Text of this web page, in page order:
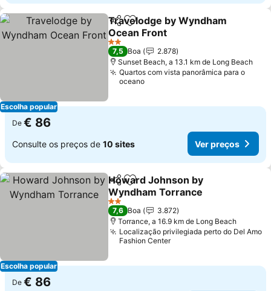
Escolha popular
PartilharAdicionar aos favoritos
Travelodge by Wyndham
Ocean Front
Ver preços
2 Estrelas
7,5 Boa
2.878
Sunset Beach, a 13.1 km de Long Beach
Quartos com vista panorâmica para o
oceano
De € 86
Consulte os preços de 10 sites Ver preços
Escolha popular
PartilharAdicionar aos favoritos
Howard Johnson by
Wyndham Torrance
Ver preços
2 Estrelas
7,6 Boa
3.872
Torrance, a 16.9 km de Long Beach
Localização privilegiada perto do Del Amo
Fashion Center
De € 86